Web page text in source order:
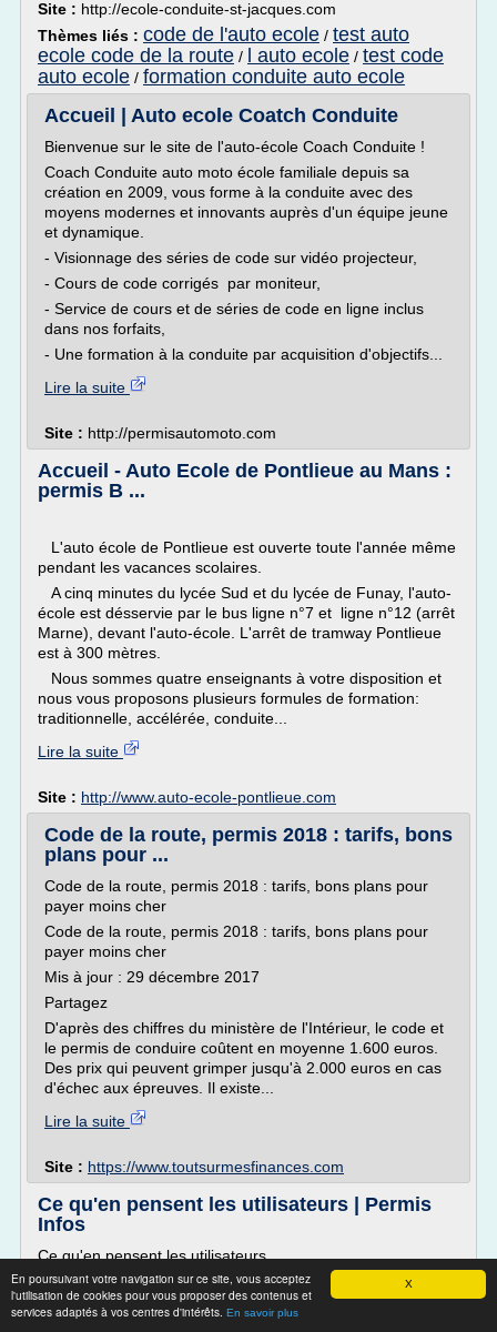
X
En poursuivant votre navigation sur ce site, vous acceptez
l'utilisation de cookies pour vous proposer des contenus et
services adaptés à vos centres d'intérêts. En savoir plus
Site : http://ecole-conduite-st-jacques.com
Thèmes liés : code de l'auto ecole / test auto
ecole code de la route / l auto ecole / test code
auto ecole / formation conduite auto ecole
Accueil | Auto ecole Coatch Conduite
Bienvenue sur le site de l'auto-école Coach Conduite !
Coach Conduite auto moto école familiale depuis sa
création en 2009, vous forme à la conduite avec des
moyens modernes et innovants auprès d'un équipe jeune
et dynamique.
- Visionnage des séries de code sur vidéo projecteur,
- Cours de code corrigés par moniteur,
- Service de cours et de séries de code en ligne inclus
dans nos forfaits,
- Une formation à la conduite par acquisition d'objectifs...
Lire la suite
Site : http://permisautomoto.com
Accueil - Auto Ecole de Pontlieue au Mans :
permis B ...
L'auto école de Pontlieue est ouverte toute l'année même
pendant les vacances scolaires.
A cinq minutes du lycée Sud et du lycée de Funay, l'auto-
école est désservie par le bus ligne n°7 et ligne n°12 (arrêt
Marne), devant l'auto-école. L'arrêt de tramway Pontlieue
est à 300 mètres.
Nous sommes quatre enseignants à votre disposition et
nous vous proposons plusieurs formules de formation:
traditionnelle, accélérée, conduite...
Lire la suite
Site : http://www.auto-ecole-pontlieue.com
Code de la route, permis 2018 : tarifs, bons
plans pour ...
Code de la route, permis 2018 : tarifs, bons plans pour
payer moins cher
Code de la route, permis 2018 : tarifs, bons plans pour
payer moins cher
Mis à jour : 29 décembre 2017
Partagez
D'après des chiffres du ministère de l'Intérieur, le code et
le permis de conduire coûtent en moyenne 1.600 euros.
Des prix qui peuvent grimper jusqu'à 2.000 euros en cas
d'échec aux épreuves. Il existe...
Lire la suite
Site : https://www.toutsurmesfinances.com
Ce qu'en pensent les utilisateurs | Permis
Infos
Ce qu'en pensent les utilisateurs
(daté du 27.08.2015)